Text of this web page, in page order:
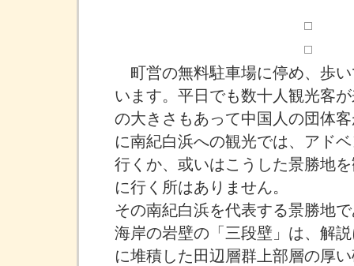
町営の無料駐車場に停め、歩
います。平日でも数十人観光客
の大きさもあって中国人の団体
に南紀白浜への観光では、アド
行くか、或いはこうした景勝地
に行く所はありません。
その南紀白浜を代表する景勝地
海岸の岩壁の「三段壁」は、解
に堆積した田辺層群上部層の厚